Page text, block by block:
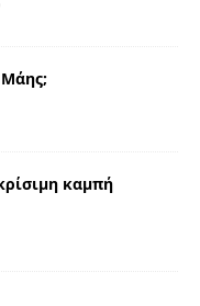
Μάης;
καμπή